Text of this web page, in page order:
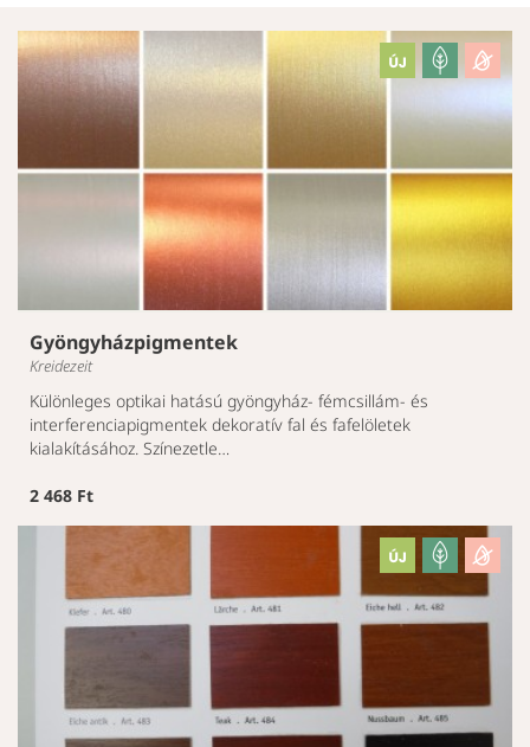
Gyöngyházpigmentek
Kreidezeit
Különleges optikai hatású gyöngyház- fémcsillám- és
interferenciapigmentek dekoratív fal és fafelöletek
kialakításához. Színezetle…
2 468 Ft